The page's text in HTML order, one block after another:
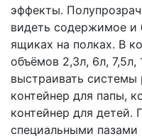
эффекты.
видеть содержимое и
ящиках на полках. В
объёмов 2,3л, 6л,
выстраивать системы
контейнер для папы,
контейнер для
специальными пазами